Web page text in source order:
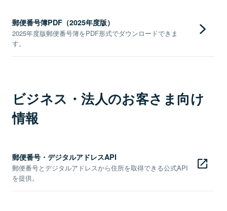
郵便番号簿PDF（2025年度版）
2025年度版郵便番号簿をPDF形式でダウンロードできま
す。
ビジネス・法人のお客さま向け
情報
郵便番号・デジタルアドレスAPI
郵便番号とデジタルアドレスから住所を取得できる公式API
を提供。